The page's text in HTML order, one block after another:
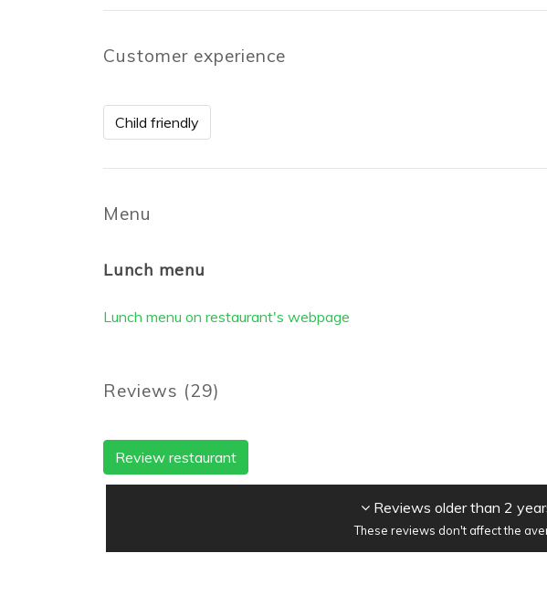
Customer experience
Child friendly
Menu
Lunch menu
Lunch menu on restaurant's webpage
Reviews (29)
Review restaurant
Reviews older than 2
These reviews don't affect the